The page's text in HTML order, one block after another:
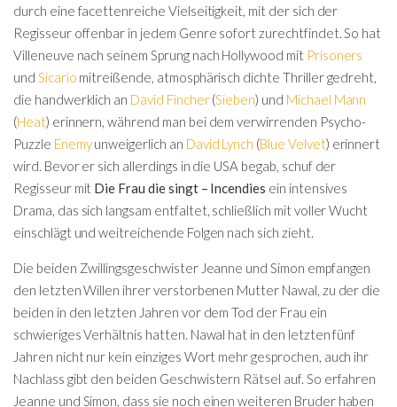
durch eine facettenreiche Vielseitigkeit, mit der sich der
Regisseur offenbar in jedem Genre sofort zurechtfindet. So hat
Villeneuve nach seinem Sprung nach Hollywood mit Prisoners
und Sicario mitreißende, atmosphärisch dichte Thriller gedreht,
die handwerklich an David Fincher(Sieben) und Michael Mann
(Heat) erinnern, während man bei dem verwirrenden Psycho-
Puzzle Enemyunweigerlich an David Lynch (Blue Velvet) erinnert
wird. Bevor er sich allerdings in die USA begab, schuf der
Regisseur mit Die Frau die singt – Incendies ein intensives
Drama, das sich langsam entfaltet, schließlich mit voller Wucht
einschlägt und weitreichende Folgen nach sich zieht.
Die beiden Zwillingsgeschwister Jeanne und Simon empfangen
den letzten Willen ihrer verstorbenen Mutter Nawal, zu der die
beiden in den letzten Jahren vor dem Tod der Frau ein
schwieriges Verhältnis hatten. Nawal hat in den letzten fünf
Jahren nicht nur kein einziges Wort mehr gesprochen, auch ihr
Nachlass gibt den beiden Geschwistern Rätsel auf. So erfahren
Jeanne und Simon, dass sie noch einen weiteren Bruder haben